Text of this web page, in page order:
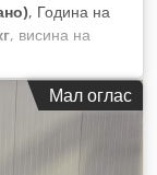
, Година на
, висина на
, тип на
Мал оглас